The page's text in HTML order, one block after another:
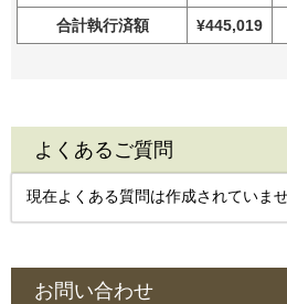
合計執行済額 ¥445,019
よくあるご質問
現在よくある質問は作成されていませ
お問い合わせ